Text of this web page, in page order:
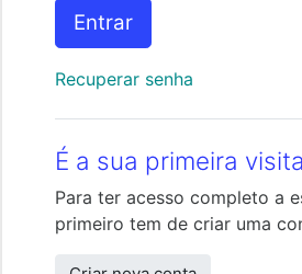
Entrar
Recuperar senha
É a sua primeira
Para ter acesso completo a
primeiro tem de criar uma